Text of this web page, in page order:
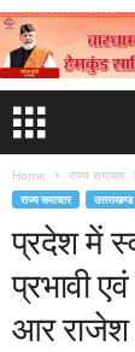
Home राज्य समाचार
राज्य समाचार उत्तराखण्ड
प्रदेश में
प्रभावी
आर राजेश